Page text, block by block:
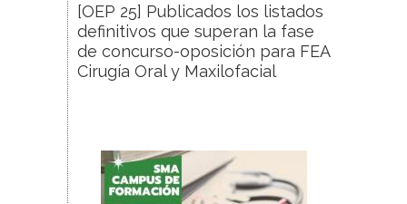
[OEP 25] Publicados los listados
definitivos que superan la fase
de concurso-oposición para FEA
Cirugía Oral y Maxilofacial